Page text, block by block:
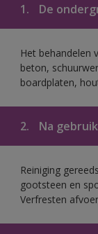
1. De
Het behandelen
beton,
boardplaten,
2. Na gebruik
Reiniging
gootsteen en
Verfresten